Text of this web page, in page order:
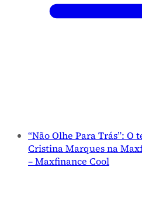
“Não Olhe Para Trás”:
Cristina Marques na
– Maxfinance Cool